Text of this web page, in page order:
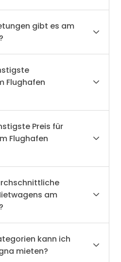
gibt es am
Flughafen
Preis für
Flughafen
am
kann ich
mieten?